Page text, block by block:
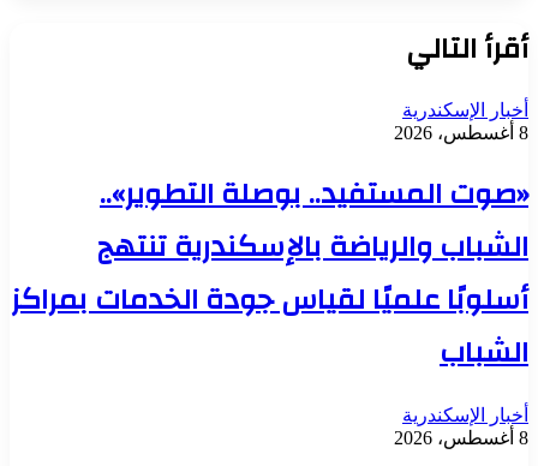
أقرأ التالي
أخبار الإسكندرية
8 أغسطس، 2026
«صوت المستفيد.. بوصلة التطوير»..
الشباب والرياضة بالإسكندرية تنتهج
أسلوبًا علميًا لقياس جودة الخدمات بمراكز
الشباب
أخبار الإسكندرية
8 أغسطس، 2026